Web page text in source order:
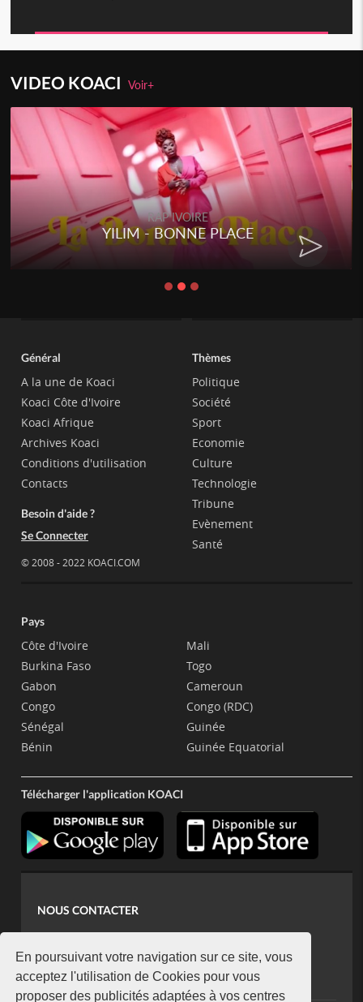
En poursuivant votre navigation sur ce site, vous
acceptez l'utilisation de Cookies pour vous
proposer des publicités adaptées à vos centres
VIDEO KOACIVoir+
RAP IVOIRE
RENARD BARAKISSA - DOS DE
CHAT
Général
A la une de Koaci
Koaci Côte d'Ivoire
Koaci Afrique
Archives Koaci
Conditions d'utilisation
Contacts
Besoin d'aide ?
Se Connecter
© 2008 - 2022 KOACI.COM
Thèmes
Politique
Société
Sport
Economie
Culture
Technologie
Tribune
Evènement
Santé
Pays
Côte d'Ivoire
Burkina Faso
Gabon
Congo
Sénégal
Bénin
Mali
Togo
Cameroun
Congo (RDC)
Guinée
Guinée Equatorial
Télécharger l'application KOACI
NOUS CONTACTER
koaci@yahoo.fr
+225 07 08 85 52 93